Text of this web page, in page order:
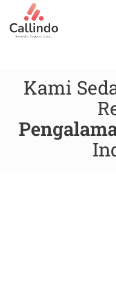
Kami